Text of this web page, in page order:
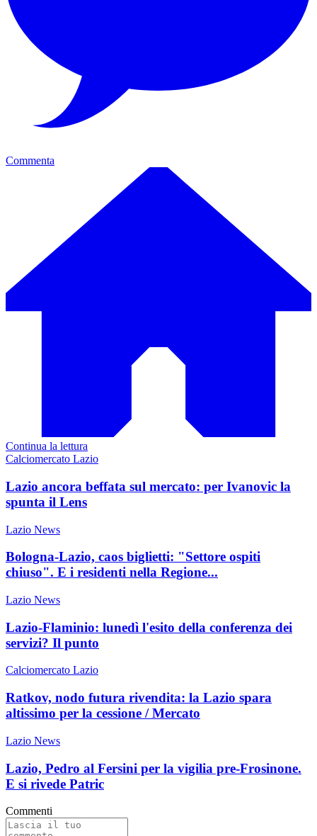
Commenta
Continua la lettura
Calciomercato Lazio
Lazio ancora beffata sul mercato: per Ivanovic la
spunta il Lens
Lazio News
Bologna-Lazio, caos biglietti: "Settore ospiti
chiuso". E i residenti nella Regione...
Lazio News
Lazio-Flaminio: lunedì l'esito della conferenza dei
servizi? Il punto
Calciomercato Lazio
Ratkov, nodo futura rivendita: la Lazio spara
altissimo per la cessione / Mercato
Lazio News
Lazio, Pedro al Fersini per la vigilia pre-Frosinone.
E si rivede Patric
Commenti